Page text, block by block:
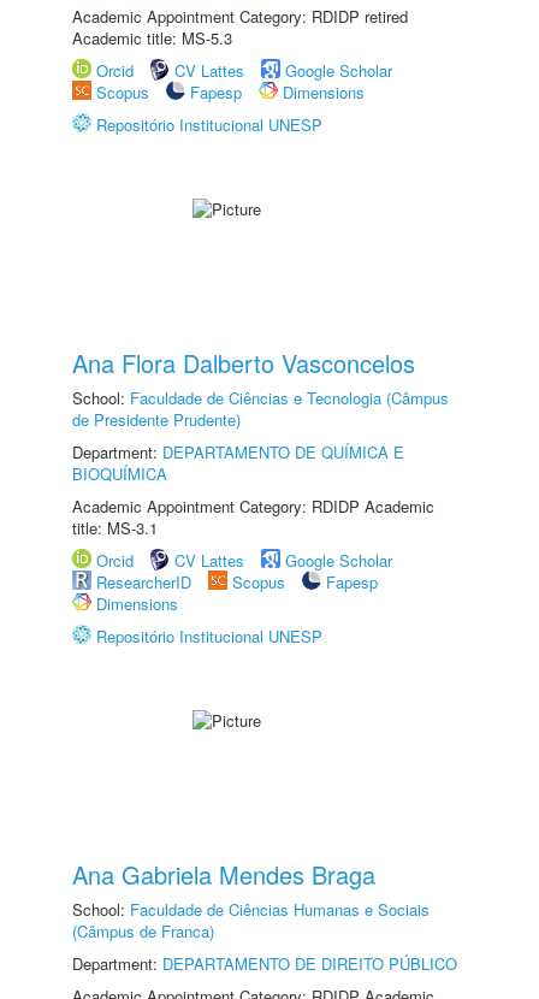
Academic Appointment Category: RDIDP retired
Academic title: MS-5.3
Orcid
CV Lattes
Google Scholar
Scopus
Fapesp
Dimensions
Repositório Institucional UNESP
Ana Flora Dalberto Vasconcelos
School: Faculdade de Ciências e Tecnologia (Câmpus
de Presidente Prudente)
Department: DEPARTAMENTO DE QUÍMICA E
BIOQUÍMICA
Academic Appointment Category: RDIDP Academic
title: MS-3.1
Orcid
CV Lattes
Google Scholar
ResearcherID
Scopus
Fapesp
Dimensions
Repositório Institucional UNESP
Ana Gabriela Mendes Braga
School: Faculdade de Ciências Humanas e Sociais
(Câmpus de Franca)
Department: DEPARTAMENTO DE DIREITO PÚBLICO